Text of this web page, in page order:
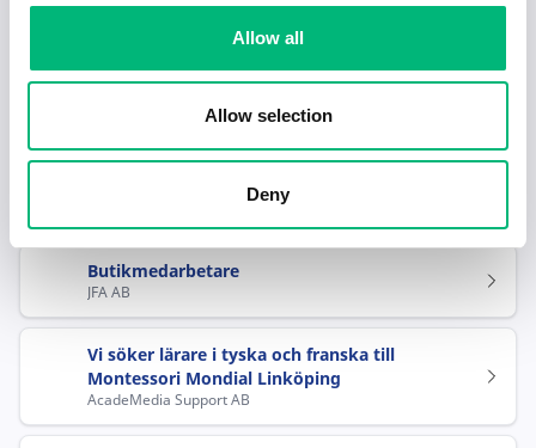
Allow all
Allow selection
Deny
fastighetssektorn
Eventsäljare till The Weeknd, 9e Augusti,
Butikmedarbetare
JFA AB
Vi söker lärare i tyska och franska till
Montessori Mondial Linköping
AcadeMedia Support AB